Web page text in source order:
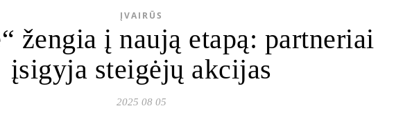
ĮVAIRŪS
žengia į naują etapą: partneriai
įsigyja steigėjų akcijas
2025 08 05